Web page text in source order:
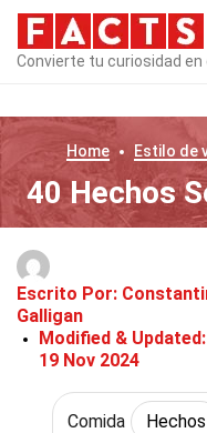
Convierte tu curiosidad
Home Estilo de
40 Hechos
Escrito Por:
Galligan
Modified & Updated:
19 Nov 2024
Comida Hechos